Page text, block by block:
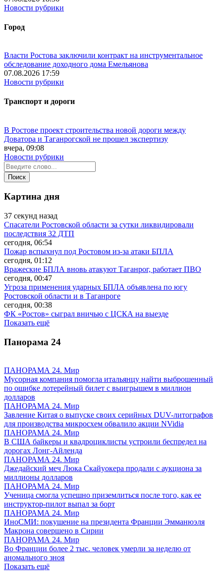
Новости рубрики
Город
Власти Ростова заключили контракт на инструментальное
обследование доходного дома Емельянова
07.08.2026 17:59
Новости рубрики
Транспорт и дороги
В Ростове проект строительства новой дороги между
Доватора и Таганрогской не прошел экспертизу
вчера, 09:08
Новости рубрики
Картина дня
37 секунд назад
Спасатели Ростовской области за сутки ликвидировали
последствия 32 ДТП
сегодня, 06:54
Пожар вспыхнул под Ростовом из-за атаки БПЛА
сегодня, 01:12
Вражеские БПЛА вновь атакуют Таганрог, работает ПВО
сегодня, 00:47
Угроза применения ударных БПЛА объявлена по югу
Ростовской области и в Таганроге
сегодня, 00:38
ФК «Ростов» сыграл вничью с ЦСКА на выезде
Показать ещё
Панорама 24
ПАНОРАМА 24. Мир
Мусорная компания помогла итальянцу найти выброшенный
по ошибке лотерейный билет с выигрышем в миллион
долларов
ПАНОРАМА 24. Мир
Завление Китая о выпуске своих серийных DUV-литографов
для производства микросхем обвалило акции NVidia
ПАНОРАМА 24. Мир
В США байкеры и квадроциклисты устроили беспредел на
дорогах Лонг-Айленда
ПАНОРАМА 24. Мир
Джедайский меч Люка Скайуокера продали с аукциона за
миллионы долларов
ПАНОРАМА 24. Мир
Ученица смогла успешно приземлиться после того, как ее
инструктор-пилот выпал за борт
ПАНОРАМА 24. Мир
ИноСМИ: покушение на президента Франции Эмманюэля
Макрона совершено в Сирии
ПАНОРАМА 24. Мир
Во Франции более 2 тыс. человек умерли за неделю от
аномального зноя
Показать ещё